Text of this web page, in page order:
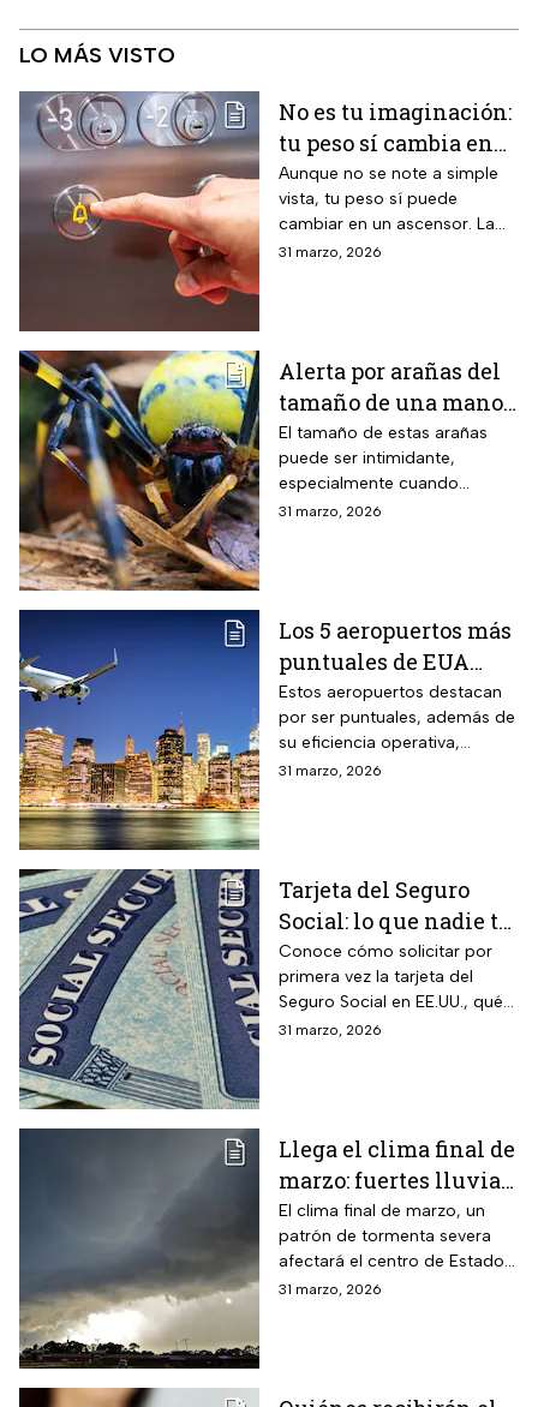
LO MÁS VISTO
No es tu imaginación:
tu peso sí cambia en
un ascensor y la
ciencia lo explica
Aunque no se note a simple
vista, tu peso sí puede
cambiar en un ascensor. La
ciencia explica por qué ocurre
31 marzo, 2026
Alerta por arañas del
tamaño de una mano
que invaden EUA
El tamaño de estas arañas
puede ser intimidante,
especialmente cuando
aparecen cerca de viviendas,
31 marzo, 2026
Los 5 aeropuertos más
puntuales de EUA
para viajar en Semana
Santa
Estos aeropuertos destacan
por ser puntuales, además de
su eficiencia operativa,
gestión del flujo de pasajeros
31 marzo, 2026
Tarjeta del Seguro
Social: lo que nadie te
cuenta sobre cómo
obtenerla o
reemplazarla
Conoce cómo solicitar por
primera vez la tarjeta del
Seguro Social en EE.UU., qué
hacer para reemplazarla y
31 marzo, 2026
Llega el clima final de
marzo: fuertes lluvias
y riesgo de
inundaciones en EUA
El clima final de marzo, un
patrón de tormenta severa
afectará el centro de Estados
Unidos esta semana, dejará
31 marzo, 2026